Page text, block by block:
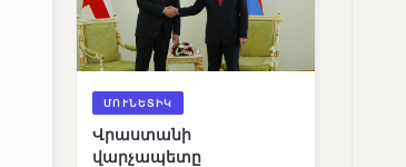
ՄՈՒՆԵՏԻԿ
Վրաստանի
վարչապետը